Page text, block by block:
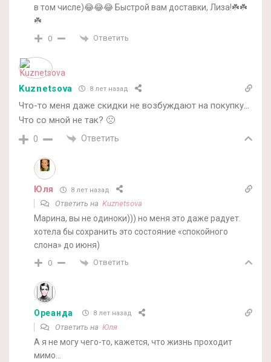
в том числе)😂😂😂 Быстрой вам доставки, Лиза!☘️☘️
☘️
0 Ответить
Kuznetsova 8 лет назад
Что-то меня даже скидки не возбуждают на покупку…
Что со мной не так? 🙁
0 Ответить
Юля 8 лет назад
Ответить на Kuznetsova
Марина, вы не одиноки))) но меня это даже радует.
хотела бы сохранить это состояние «спокойного
слона» до июня)
0 Ответить
Ореанда 8 лет назад
Ответить на Юля
А я не могу чего-то, кажется, что жизнь проходит
мимо…